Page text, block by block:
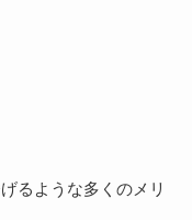
るような多くのメリ